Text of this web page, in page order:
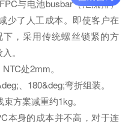
与电池busbar（汇流排）
少了人工成本。即使客户在
，采用传统螺丝锁紧的方
。
处2mm。
、180&deg;弯折组装。
方案减重约1kg。
本身的成本并不高，对于连